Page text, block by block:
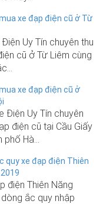
xe đạp điện cũ ở Từ
Uy Tín chuyên thu
cũ ở Từ Liêm cùng
xe đạp điện cũ ở
Điện Uy Tín chuyên
điện cũ tại Cầu Giấy
Hà...
quy xe đạp điện Thiên
điện Thiên Năng
ắc quy nhập